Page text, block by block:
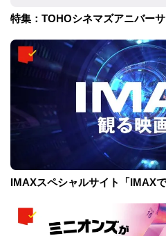
特集：TOHOシネマズアニバー
IMAXスペシャルサイト「IMAX